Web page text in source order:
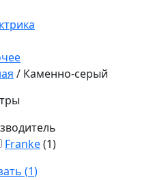
/ Каменно-серый
Franke(1)
(1)